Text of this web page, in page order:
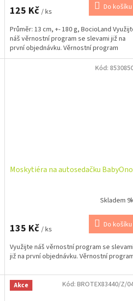
125 Kč / ks Do košíku
Průměr: 13 cm, +- 180 g, BocioLand
náš věrnostní program se slevami již na
první objednávku. Věrnostní program
Moskytiéra na autosedačku BabyOno
Skladem
135 Kč / ks Do košíku
Využijte náš věrnostní program se slevami
již na první objednávku. Věrnostní
Kód:
Akce Kód: BROTEX83440/Z/